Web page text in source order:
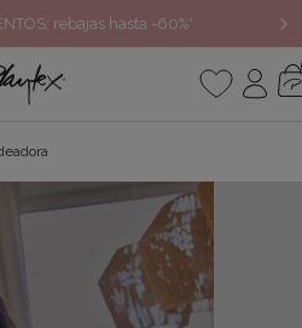
rebajas hasta -60%*